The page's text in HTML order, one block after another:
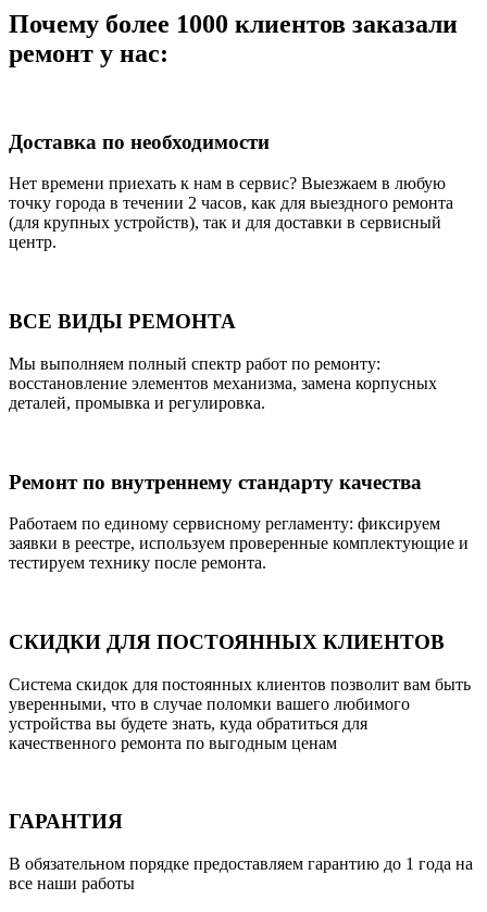
Почему более 1000 клиентов заказали
ремонт у нас:
Доставка по необходимости
Нет времени приехать к нам в сервис? Выезжаем в любую
точку города в течении 2 часов, как для выездного ремонта
(для крупных устройств), так и для доставки в сервисный
центр.
ВСЕ ВИДЫ РЕМОНТА
Мы выполняем полный спектр работ по ремонту:
восстановление элементов механизма, замена корпусных
деталей, промывка и регулировка.
Ремонт по внутреннему стандарту качества
Работаем по единому сервисному регламенту: фиксируем
заявки в реестре, используем проверенные комплектующие и
тестируем технику после ремонта.
СКИДКИ ДЛЯ ПОСТОЯННЫХ КЛИЕНТОВ
Система скидок для постоянных клиентов позволит вам быть
уверенными, что в случае поломки вашего любимого
устройства вы будете знать, куда обратиться для
качественного ремонта по выгодным ценам
ГАРАНТИЯ
В обязательном порядке предоставляем гарантию до 1 года на
все наши работы